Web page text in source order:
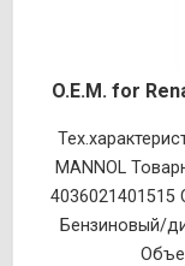
O.E.M. for
MANNOL
4036021401515
Бензиновый/